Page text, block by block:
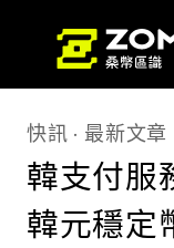
快訊 最新文章
韓支付服
韓元穩定